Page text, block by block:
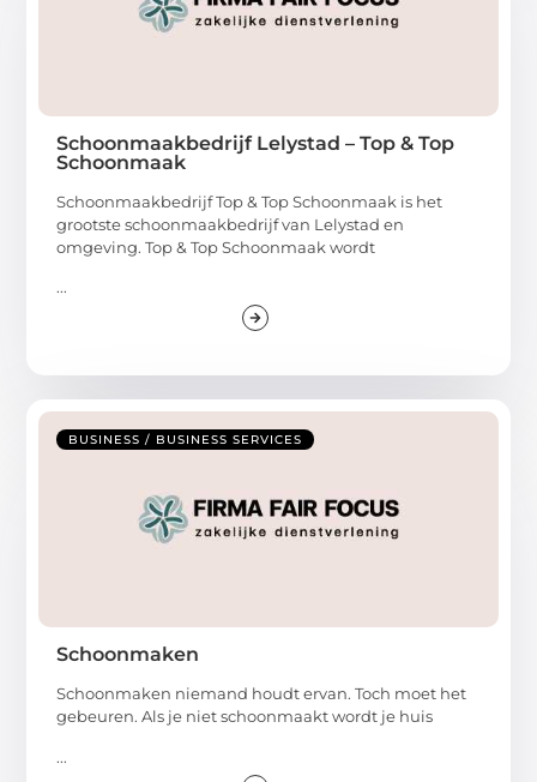
Schoonmaakbedrijf Lelystad – Top & Top
Schoonmaak
Schoonmaakbedrijf Top & Top Schoonmaak is het
grootste schoonmaakbedrijf van Lelystad en
omgeving. Top & Top Schoonmaak wordt
...
BUSINESS / BUSINESS SERVICES
Schoonmaken
Schoonmaken niemand houdt ervan. Toch moet het
gebeuren. Als je niet schoonmaakt wordt je huis
...